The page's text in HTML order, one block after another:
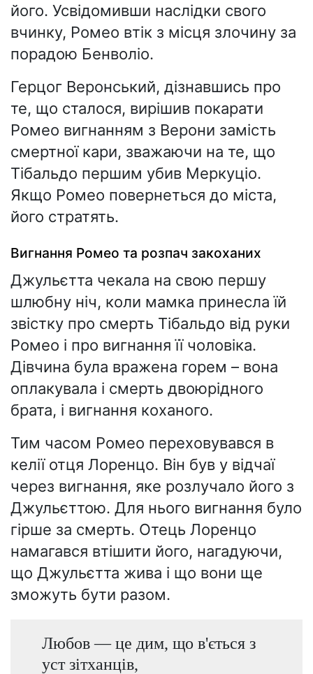
його. Усвідомивши наслідки свого
вчинку, Ромео втік з місця злочину за
порадою Бенволіо.
Герцог Веронський, дізнавшись про
те, що сталося, вирішив покарати
Ромео вигнанням з Верони замість
смертної кари, зважаючи на те, що
Тібальдо першим убив Меркуціо.
Якщо Ромео повернеться до міста,
його стратять.
Вигнання Ромео та розпач закоханих
Джульєтта чекала на свою першу
шлюбну ніч, коли мамка принесла їй
звістку про смерть Тібальдо від руки
Ромео і про вигнання її чоловіка.
Дівчина була вражена горем – вона
оплакувала і смерть двоюрідного
брата, і вигнання коханого.
Тим часом Ромео переховувався в
келії отця Лоренцо. Він був у відчаї
через вигнання, яке розлучало його з
Джульєттою. Для нього вигнання було
гірше за смерть. Отець Лоренцо
намагався втішити його, нагадуючи,
що Джульєтта жива і що вони ще
зможуть бути разом.
Любов — це дим, що в'ється з
уст зітханців,